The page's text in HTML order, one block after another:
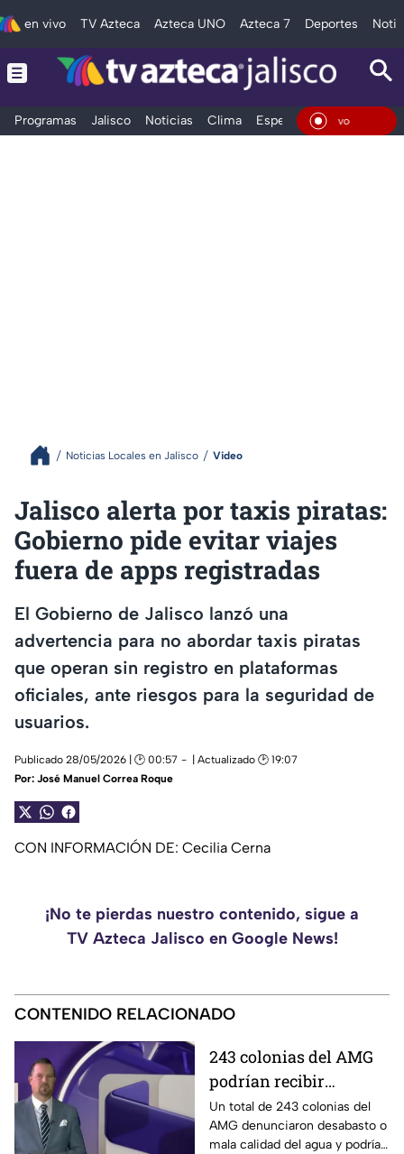
en vivo TV Azteca Azteca UNO Azteca 7 Deportes
Programas Jalisco Noticias Clima Espectáculos Deportes
En Vivo
Noticias Locales en Jalisco Video
Jalisco alerta por taxis piratas:
Gobierno pide evitar viajes
fuera de apps registradas
El Gobierno de Jalisco lanzó una
advertencia para no abordar taxis piratas
que operan sin registro en plataformas
oficiales, ante riesgos para la seguridad de
usuarios.
Publicado 28/05/2026 | 🕑 00:57
| Actualizado 🕑 19:07
Por: José Manuel Correa Roque
CON INFORMACIÓN DE: Cecilia Cerna
¡No te pierdas nuestro contenido, sigue a
TV Azteca Jalisco en Google News!
CONTENIDO RELACIONADO
243 colonias del AMG
podrían recibir
descuentos por fallas
en el servicio de agua
Un total de 243 colonias del
AMG denunciaron desabasto o
mala calidad del agua y podrían